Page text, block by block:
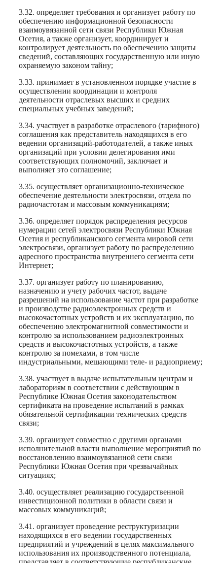
3.32. определяет требования и организует работу по
обеспечению информационной безопасности
взаимоувязанной сети связи Республики Южная
Осетия, а также организует, координирует и
контролирует деятельность по обеспечению защиты
сведений, составляющих государственную или иную
охраняемую законом тайну;
3.33. принимает в установленном порядке участие в
осуществлении координации и контроля
деятельности отраслевых высших и средних
специальных учебных заведений;
3.34. участвует в разработке отраслевого (тарифного)
соглашения как представитель находящихся в его
ведении организаций-работодателей, а также иных
организаций при условии делегирования ими
соответствующих полномочий, заключает и
выполняет это соглашение;
3.35. осуществляет организационно-техническое
обеспечение деятельности электросвязи, отдела по
радиочастотам и массовым коммуникациям;
3.36. определяет порядок распределения ресурсов
нумерации сетей электросвязи Республики Южная
Осетия и республиканского сегмента мировой сети
электросвязи, организует работу по распределению
адресного пространства внутреннего сегмента сети
Интернет;
3.37. организует работу по планированию,
назначению и учету рабочих частот, выдаче
разрешений на использование частот при разработке
и производстве радиоэлектронных средств и
высокочастотных устройств и их эксплуатацию, по
обеспечению электромагнитной совместимости и
контролю за использованием радиоэлектронных
средств и высокочастотных устройств, а также
контролю за помехами, в том числе
индустриальными, мешающими теле- и радиоприему;
3.38. участвует в выдаче испытательным центрам и
лабораториям в соответствии с действующим в
Республике Южная Осетия законодательством
сертификата на проведение испытаний в рамках
обязательной сертификации технических средств
связи;
3.39. организует совместно с другими органами
исполнительной власти выполнение мероприятий по
восстановлению взаимоувязанной сети связи
Республики Южная Осетия при чрезвычайных
ситуациях;
3.40. осуществляет реализацию государственной
инвестиционной политики в области связи и
массовых коммуникаций;
3.41. организует проведение реструктуризации
находящихся в его ведении государственных
предприятий и учреждений в целях максимального
использования их производственного потенциала,